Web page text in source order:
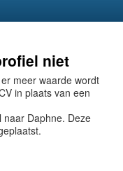
niet
meer waarde wordt
in plaats van een
Daphne. Deze